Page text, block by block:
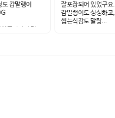
도 감말랭이
잘포장되어 있었구요.
감말랭이도 싱싱하고,
씹는식감도 말랑...